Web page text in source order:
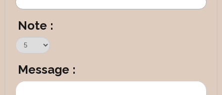
Note :
Message :